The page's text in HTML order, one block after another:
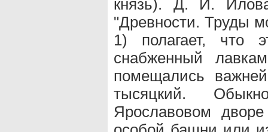
князь). Д. И.
"Древности. Труды
1) полагает, что
снабженный
помещались
тысяцкий.
Ярославовом